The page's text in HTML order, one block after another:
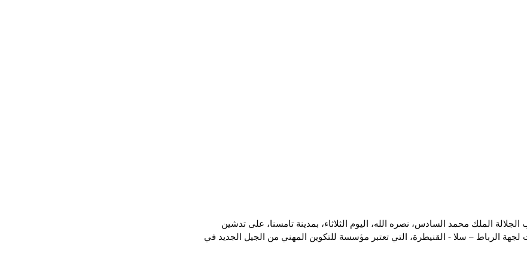
الملك محمد السادس، نصره الله، اليوم الثلاثاء، بمدينة تامسنا، على تدشين
لجهة الرباط – سلا - القنيطرة، التي تعتبر مؤسسة للتكوين المهني من الجيل الجديد في